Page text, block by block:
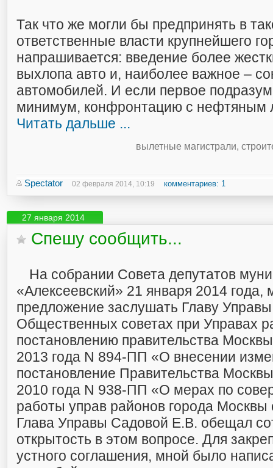
Так что же могли бы предпринять в
ответственные власти крупнейшего
напрашивается: введение более
выхлопа авто и, наиболее важное –
автомобилей. И если первое
минимум, конфронтацию с нефтяным
Читать дальше ...
вылетные магистрали,
Spectator 02 февраля 2014, 10:19 комментариев: 1
27 января 2014
Спешу сообщить...
На собрании Совета депутатов
«Алексеевский» 21 января 2014
предложение заслушать Главу
Общественных советах при Управах
постановлению правительства
2013 года N 894-ПП «О внесении
постановление Правительства
2010 года N 938-ПП «О мерах по
работы управ районов города
Глава Управы Садовой Е.В. обещал
открытость в этом вопросе. Для
устного соглашения, мной было